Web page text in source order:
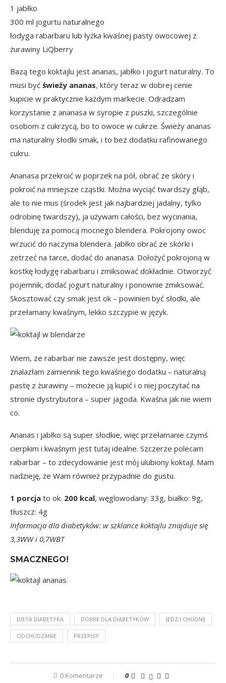
1 jabłko
300 ml jogurtu naturalnego
łodyga rabarbaru lub łyżka kwaśnej pasty owocowej z
żurawiny LiQberry
Bazą tego koktajlu jest ananas, jabłko i jogurt naturalny. To
musi być świeży ananas, który teraz w dobrej cenie
kupicie w praktycznie każdym markecie. Odradzam
korzystanie z ananasa w syropie z puszki, szczególnie
osobom z cukrzycą, bo to owoce w cukrze. Świeży ananas
ma naturalny słodki smak, i to bez dodatku rafinowanego
cukru.
Ananasa przekroić w poprzek na pół, obrać ze skóry i
pokroić na mniejsze cząstki. Można wyciąć twardszy głąb,
ale to nie mus (środek jest jak najbardziej jadalny, tylko
odrobinę twardszy), ja używam całości, bez wycinania,
blenduję za pomocą mocnego blendera. Pokrojony owoc
wrzucić do naczynia blendera. Jabłko obrać ze skórki i
zetrzeć na tarce, dodać do ananasa. Dołożyć pokrojoną w
kostkę łodygę rabarbaru i zmiksować dokładnie. Otworzyć
pojemnik, dodać jogurt naturalny i ponownie zmiksować.
Skosztować czy smak jest ok – powinien być słodki, ale
przełamany kwaśnym, lekko szczypie w język.
Wiem, ze rabarbar nie zawsze jest dostępny, więc
znalazłam zamiennik tego kwaśnego dodatku – naturalną
pastę z żurawiny – możecie ją kupić i o niej poczytać na
stronie dystrybutora – super jagoda. Kwaśna jak nie wiem
co.
Ananas i jabłko są super słodkie, więc przełamanie czymś
cierpkim i kwaśnym jest tutaj idealne. Szczerze polecam
rabarbar – to zdecydowanie jest mój ulubiony koktajl. Mam
nadzieję, że Wam również przypadnie do gustu.
1 porcja to ok. 200 kcal, węglowodany: 33g, białko: 9g,
tłuszcz: 4g
Informacja dla diabetyków: w szklance koktajlu znajduje się
3,3WW i 0,7WBT
SMACZNEGO!
DIETA DIABETYKA DOBRE DLA DIABETYKÓW JEDZ I CHUDNIJ
ODCHUDZANIE PRZEPISY
0 Komentarze 0